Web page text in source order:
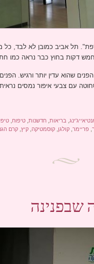
תל אביב כמובן לא לבד, כל
דקות בחוץ כבר נראה כמו
שהוא עדין יותר ורגיש.
עם צבעי איפור נמסים
, בריאות, חדשנות, טיפוח
, פריימר, קולגן קוסמטיקה, קיץ, קרם
שבפנינה